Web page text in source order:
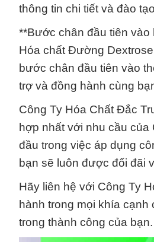
thông tin chi tiết và đào
**Bước chân đầu tiên
Hóa chất Đường
bước chân đầu tiên vào
trợ và đồng hành cùng
Công Ty Hóa Chất Đắc
hợp nhất với nhu cầu
đầu trong việc áp dụng
bạn sẽ luôn được đối đãi
Hãy liên hệ với Công Ty
hành trong mọi khía
trong thành công của bạn.